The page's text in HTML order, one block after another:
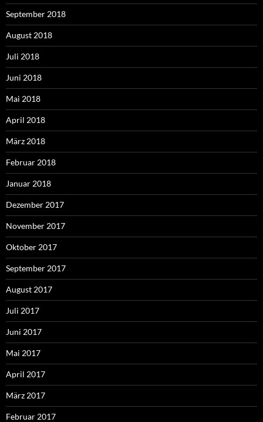
September 2018
August 2018
Juli 2018
Juni 2018
Mai 2018
April 2018
März 2018
Februar 2018
Januar 2018
Dezember 2017
November 2017
Oktober 2017
September 2017
August 2017
Juli 2017
Juni 2017
Mai 2017
April 2017
März 2017
Februar 2017